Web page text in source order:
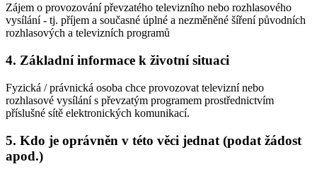
Zájem o provozování převzatého televizního nebo rozhlasového
vysílání - tj. příjem a současné úplné a nezměněné šíření původních
rozhlasových a televizních programů
4. Základní informace k životní situaci
Fyzická / právnická osoba chce provozovat televizní nebo
rozhlasové vysílání s převzatým programem prostřednictvím
příslušné sítě elektronických komunikací.
5. Kdo je oprávněn v této věci jednat (podat žádost
apod.)